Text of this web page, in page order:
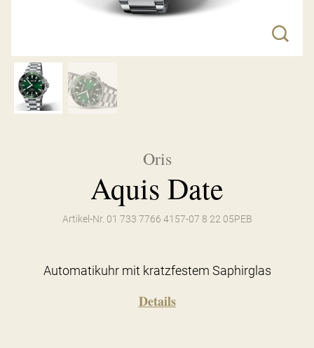
Oris
Aquis Date
Artikel-Nr. 01 733 7766 4157-07 8 22 05PEB
Automatikuhr mit kratzfestem Saphirglas
Details